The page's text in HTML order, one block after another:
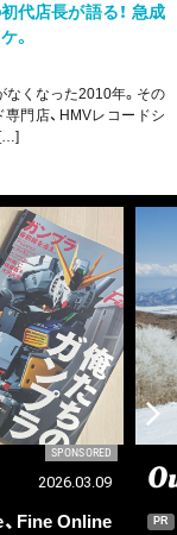
代店長が語る！ 急成
。
くなった2010年。その
門店、HMVレコードシ
[…]
SPONSORED
2026.03.09
、Fine Online
PR